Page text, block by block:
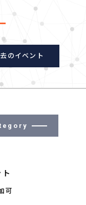
のイベント
可